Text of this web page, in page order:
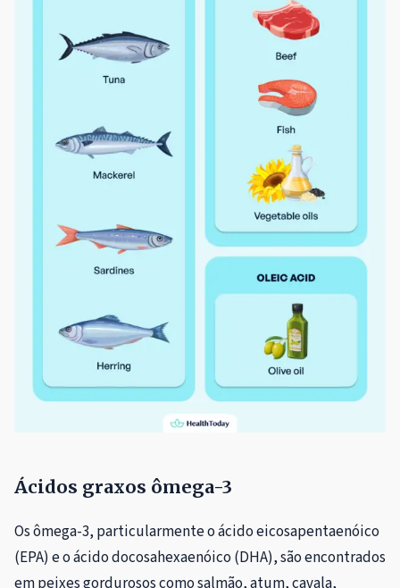
Ácidos graxos ômega-3
Os ômega-3, particularmente o ácido eicosapentaenóico
(EPA) e o ácido docosahexaenóico (DHA), são encontrados